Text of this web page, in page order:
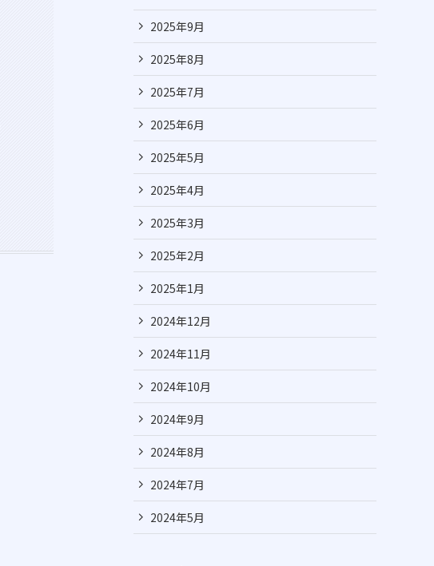
2025年9月
2025年8月
2025年7月
2025年6月
2025年5月
2025年4月
2025年3月
2025年2月
2025年1月
2024年12月
2024年11月
2024年10月
2024年9月
2024年8月
2024年7月
2024年5月